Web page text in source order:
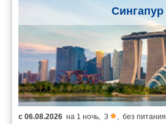
Сингапур
с 06.08.2026 на 1 ночь 3
без питания